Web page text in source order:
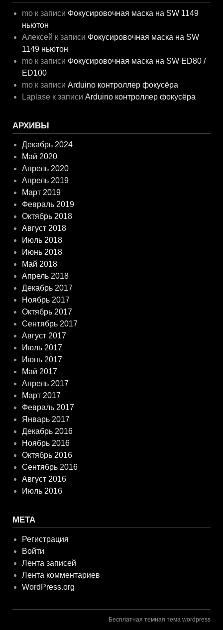
mo к записи Фокусировочная маска на SW 1149
ньютон
Алексей к записи Фокусировочная маска на SW
1149 ньютон
mo к записи Фокусировочная маска на SW ED80 /
ED100
mo к записиArduino контроллер фокусёра
Laplase к записиArduino контроллер фокусёра
АРХИВЫ
Декабрь 2024
Май 2020
Апрель 2020
Апрель 2019
Март 2019
Февраль 2019
Октябрь 2018
Август 2018
Июль 2018
Июнь 2018
Май 2018
Апрель 2018
Декабрь 2017
Ноябрь 2017
Октябрь 2017
Сентябрь 2017
Август 2017
Июль 2017
Июнь 2017
Май 2017
Апрель 2017
Март 2017
Февраль 2017
Январь 2017
Декабрь 2016
Ноябрь 2016
Октябрь 2016
Сентябрь 2016
Август 2016
Июль 2016
МЕТА
Регистрация
Войти
Лента записей
Лента комментариев
WordPress.org
Бесплатная темная тема wordpress